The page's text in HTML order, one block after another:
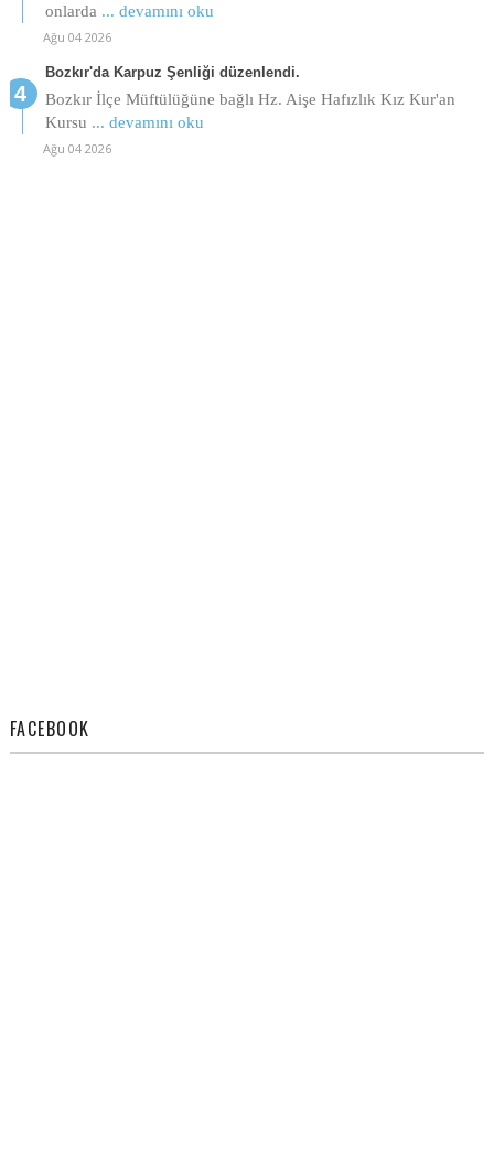
onlarda ... devamını oku
Ağu 04 2026
Bozkır'da Karpuz Şenliği düzenlendi.
Bozkır İlçe Müftülüğüne bağlı Hz. Aişe Hafızlık Kız Kur'an
Kursu ... devamını oku
Ağu 04 2026
FACEBOOK